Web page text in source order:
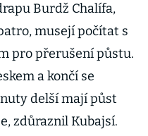
Burdž Chalífa,
musejí počítat s
pro přerušení půstu.
a končí se
delší mají půst
zdůraznil Kubajsí.